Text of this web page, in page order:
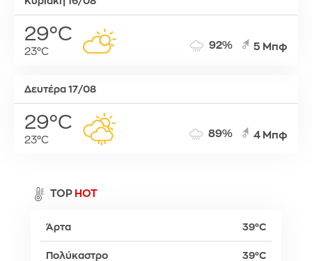
29°C
23°C
92% 5 Μπφ
Δευτέρα 17/08
29°C
23°C
89% 4 Μπφ
TOP HOT
Άρτα 39°C
Πολύκαστρο 39°C